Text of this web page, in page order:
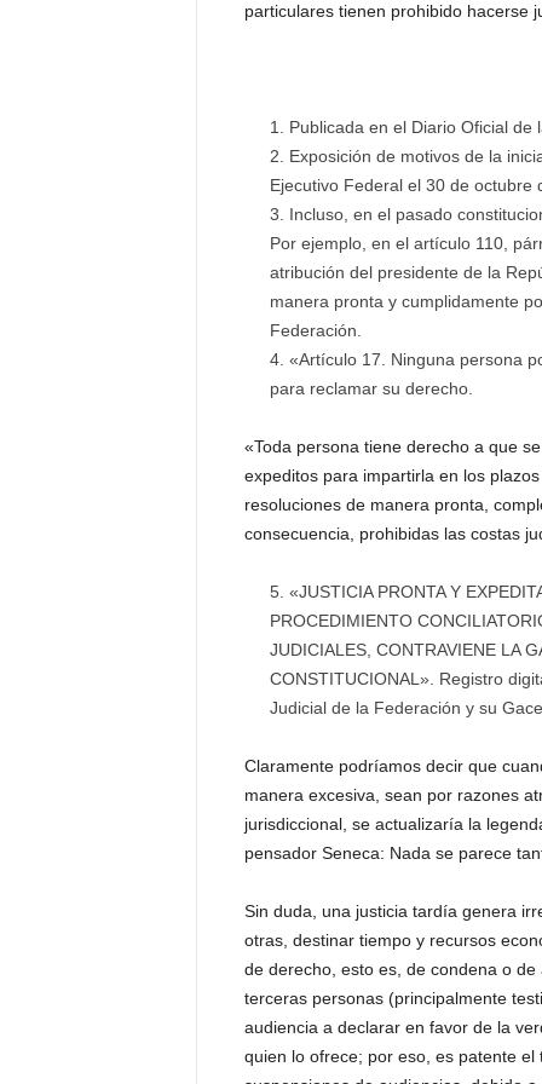
particulares tienen prohibido hacerse
Publicada en el Diario Oficial
Exposición de motivos de la
Ejecutivo Federal el 30 de octubre
Incluso, en el pasado
Por ejemplo, en el artículo 110,
atribución del presidente de la
manera pronta y cumplidamente
Federación.
«Artículo 17. Ninguna persona
para reclamar su derecho.
«Toda persona tiene derecho a que
expeditos para impartirla en los
resoluciones de manera pronta,
consecuencia, prohibidas las costas
«JUSTICIA PRONTA Y
PROCEDIMIENTO
JUDICIALES, CONTRAVIENE LA
CONSTITUCIONAL». Registro
Judicial de la Federación y su
Claramente podríamos decir que
manera excesiva, sean por razones
jurisdiccional, se actualizaría la
pensador Seneca: Nada se parece
Sin duda, una justicia tardía genera
otras, destinar tiempo y recursos
de derecho, esto es, de condena o
terceras personas (principalmente
audiencia a declarar en favor de la
quien lo ofrece; por eso, es patente